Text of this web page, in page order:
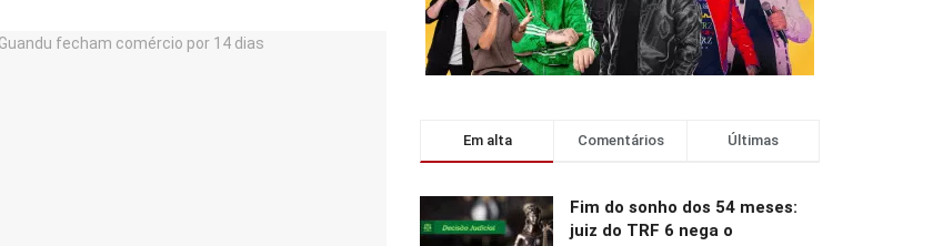
Em alta Comentários Últimas
Fim do sonho dos 54 meses:
juiz do TRF 6 nega o